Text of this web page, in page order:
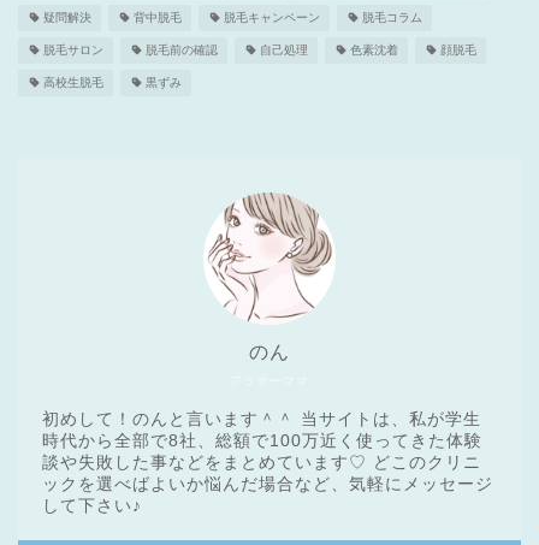
疑問解決 背中脱毛 脱毛キャンペーン 脱毛コラム
脱毛サロン 脱毛前の確認 自己処理 色素沈着 顔脱毛
高校生脱毛 黒ずみ
のん
初めして！のんと言います＾＾ 当サイトは、私が学生
時代から全部で8社、総額で100万近く使ってきた体験
談や失敗した事などをまとめています♡ どこのクリニ
ックを選べばよいか悩んだ場合など、気軽にメッセージ
して下さい♪